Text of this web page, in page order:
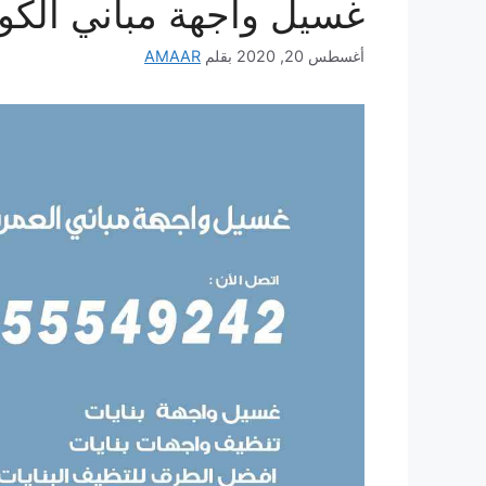
غسيل واجهة مباني
أغسطس 20, 2020 بقلم AMAAR